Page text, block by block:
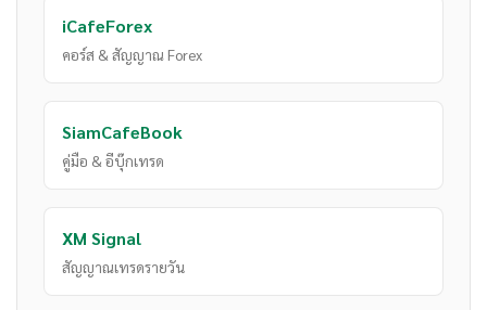
iCafeForex
คอร์ส & สัญญาณ Forex
SiamCafeBook
คู่มือ & อีบุ๊กเทรด
XM Signal
สัญญาณเทรดรายวัน